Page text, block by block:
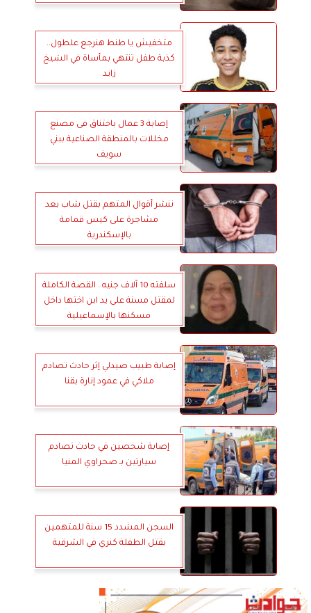
متخفيش يا طنط هنرجع علطول..
كذبة طفل تنتهي بمأساة في الشيخ
زايد
إصابة 3 عمال باختناق فى مصنع
مخللات بالمنطقة الصناعية ببني
سويف
ننشر أقوال المتهم بقتل شاب بعد
مشاجرة على كيس قمامة
بالإسكندرية
سلفته 10 آلاف جنيه.. القصة الكاملة
لمقتل مسنة على يد ابن اختها داخل
مسكنها بالإسماعيلية
إصابة طبيب صيدلي إثر حادث تصادم
ملاكي في عمود إنارة بقنا
إصابة شخصين في حادث تصادم
سيارتين بـ صحراوي المنيا
السجن المشدد 15 سنة للمتهمين
بقتل الطفلة كنزي في الشرقية